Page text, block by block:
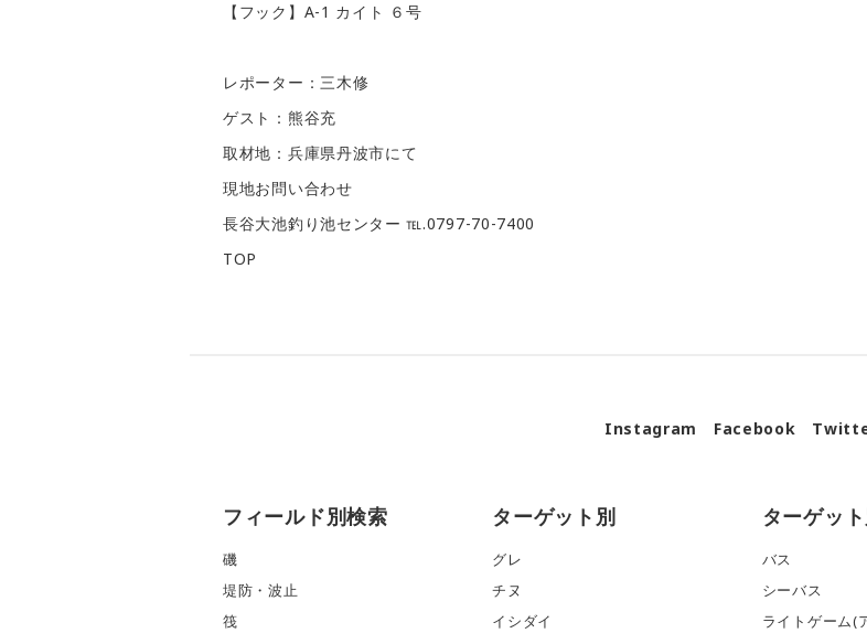
【フック】A-1 カイト ６号
レポーター：三木修
ゲスト：熊谷充
取材地：兵庫県丹波市にて
現地お問い合わせ
長谷大池釣り池センター ℡.0797-70-7400
TOP
Instagram Facebook
フィールド別検索
磯
堤防・波止
筏
ターゲット別
グレ
チヌ
イシダイ
ターゲット
バス
シーバス
ライトゲーム(